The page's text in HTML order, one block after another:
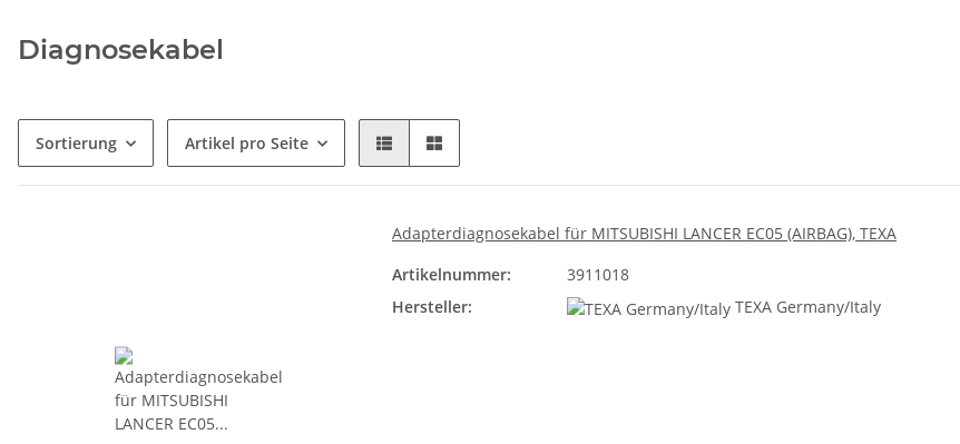
Diagnosekabel
Sortierung Artikel pro Seite
Adapterdiagnosekabel für MITSUBISHI LANCER EC05 (AIRBAG), TEXA
Artikelnummer:
3911018
Hersteller:
TEXA Germany/Italy